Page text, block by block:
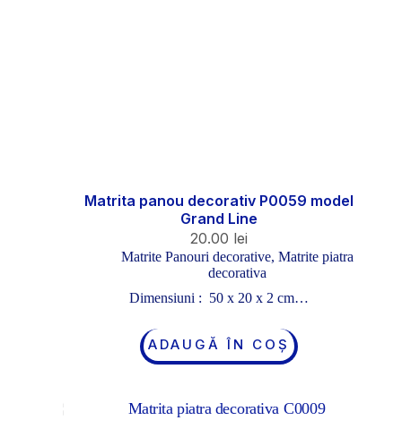
Matrita panou decorativ P0059 model
Grand Line
20.00 lei
Matrite Panouri decorative, Matrite piatra
decorativa
Dimensiuni : 50 x 20 x 2 cm…
ADAUGĂ ÎN COȘ